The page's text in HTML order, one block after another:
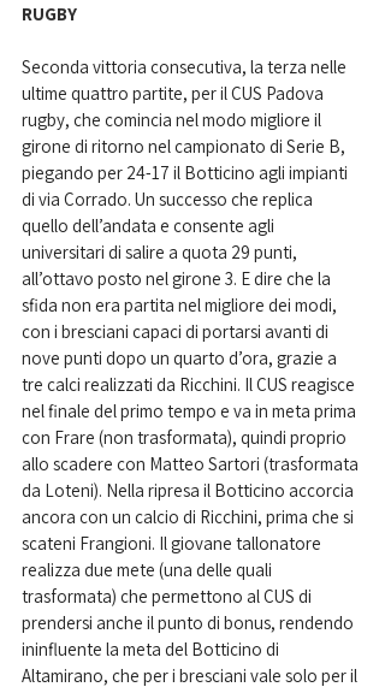
RUGBY
Seconda vittoria consecutiva, la terza nelle
ultime quattro partite, per il CUS Padova
rugby, che comincia nel modo migliore il
girone di ritorno nel campionato di Serie B,
piegando per 24-17 il Botticino agli impianti
di via Corrado. Un successo che replica
quello dell’andata e consente agli
universitari di salire a quota 29 punti,
all’ottavo posto nel girone 3. E dire che la
sfida non era partita nel migliore dei modi,
con i bresciani capaci di portarsi avanti di
nove punti dopo un quarto d’ora, grazie a
tre calci realizzati da Ricchini. Il CUS reagisce
nel finale del primo tempo e va in meta prima
con Frare (non trasformata), quindi proprio
allo scadere con Matteo Sartori (trasformata
da Loteni). Nella ripresa il Botticino accorcia
ancora con un calcio di Ricchini, prima che si
scateni Frangioni. Il giovane tallonatore
realizza due mete (una delle quali
trasformata) che permettono al CUS di
prendersi anche il punto di bonus, rendendo
ininfluente la meta del Botticino di
Altamirano, che per i bresciani vale solo per il